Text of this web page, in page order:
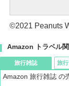
©2021 Peanuts
Amazon トラベル
旅行雑誌
Amazon 旅行雑誌 の
旅